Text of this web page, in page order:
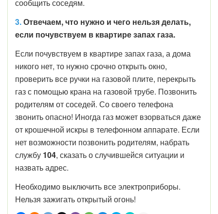
сообщить соседям.
3.Отвечаем, что нужно и чего нельзя делать,
если почувствуем в квартире запах газа.
Если почувствуем в квартире запах газа, а дома
никого нет, то нужно срочно открыть окно,
проверить все ручки на газовой плите, перекрыть
газ с помощью крана на газовой трубе. Позвонить
родителям от соседей. Со своего телефона
звонить опасно! Иногда газ может взорваться даже
от крошечной искры в телефонном аппарате. Если
нет возможности позвонить родителям, набрать
службу 104, сказать о случившейся ситуации и
назвать адрес.
Необходимо выключить все электроприборы.
Нельзя зажигать открытый огонь!